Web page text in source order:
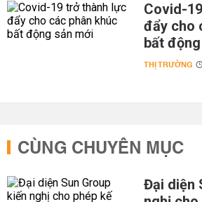
Covid-
đẩy cho
bất
THỊ TRƯỜNG
CÙNG CHUYÊN MỤC
Đại diện